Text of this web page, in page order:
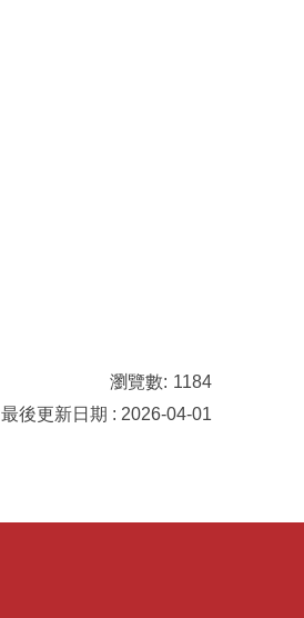
瀏覽數: 1184
最後更新日期 : 2026-04-01